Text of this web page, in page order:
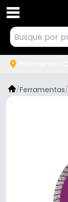
/Ferramentas/